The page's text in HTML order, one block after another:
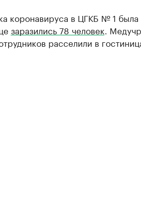
коронавируса в ЦГКБ № 1
заразились 78 человек .
расселили в